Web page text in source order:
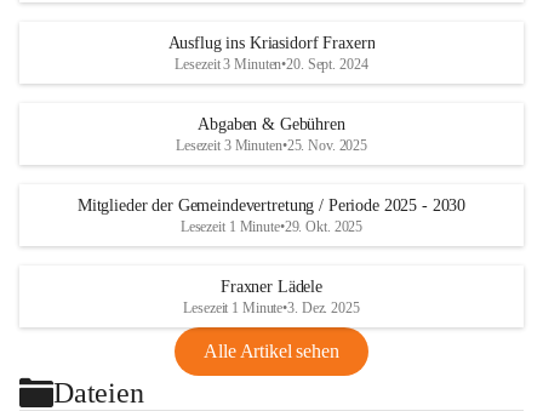
Ausflug ins Kriasidorf Fraxern
Lesezeit 3 Minuten•20. Sept. 2024
Abgaben & Gebühren
Lesezeit 3 Minuten•25. Nov. 2025
Mitglieder der Gemeindevertretung / Periode 2025 - 2030
Lesezeit 1 Minute•29. Okt. 2025
Fraxner Lädele
Lesezeit 1 Minute•3. Dez. 2025
Alle Artikel sehen
Dateien